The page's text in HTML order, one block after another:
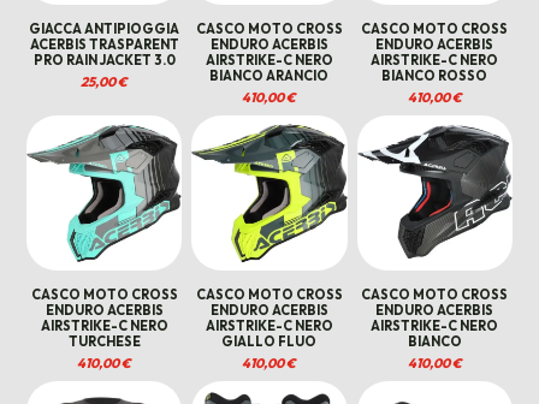
GIACCA ANTIPIOGGIA
ACERBIS TRASPARENT
PRO RAIN JACKET 3.0
25,00€
CASCO MOTO CROSS
ENDURO ACERBIS
AIRSTRIKE-C NERO
BIANCO ARANCIO
410,00€
CASCO MOTO CROSS
ENDURO ACERBIS
AIRSTRIKE-C NERO
BIANCO ROSSO
410,00€
CASCO MOTO CROSS
ENDURO ACERBIS
AIRSTRIKE-C NERO
TURCHESE
410,00€
CASCO MOTO CROSS
ENDURO ACERBIS
AIRSTRIKE-C NERO
GIALLO FLUO
410,00€
CASCO MOTO CROSS
ENDURO ACERBIS
AIRSTRIKE-C NERO
BIANCO
410,00€